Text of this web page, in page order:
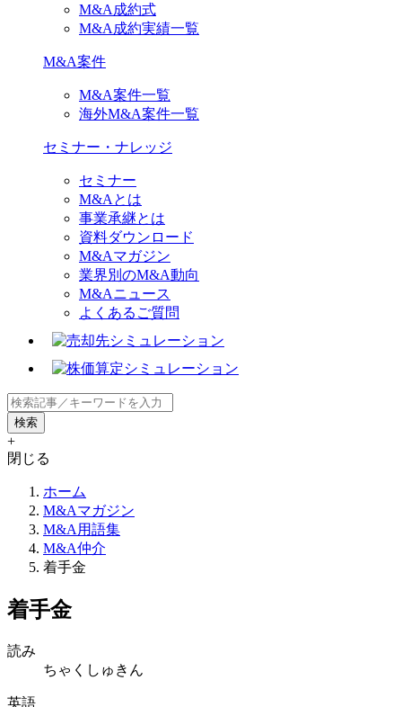
M&A成約式
M&A成約実績一覧
M&A案件
M&A案件一覧
海外M&A案件一覧
セミナー・ナレッジ
セミナー
M&Aとは
事業承継とは
資料ダウンロード
M&Aマガジン
業界別のM&A動向
M&Aニュース
よくあるご質問
+
閉じる
ホーム
M&Aマガジン
M&A用語集
M&A仲介
着手金
着手金
読み
ちゃくしゅきん
英語